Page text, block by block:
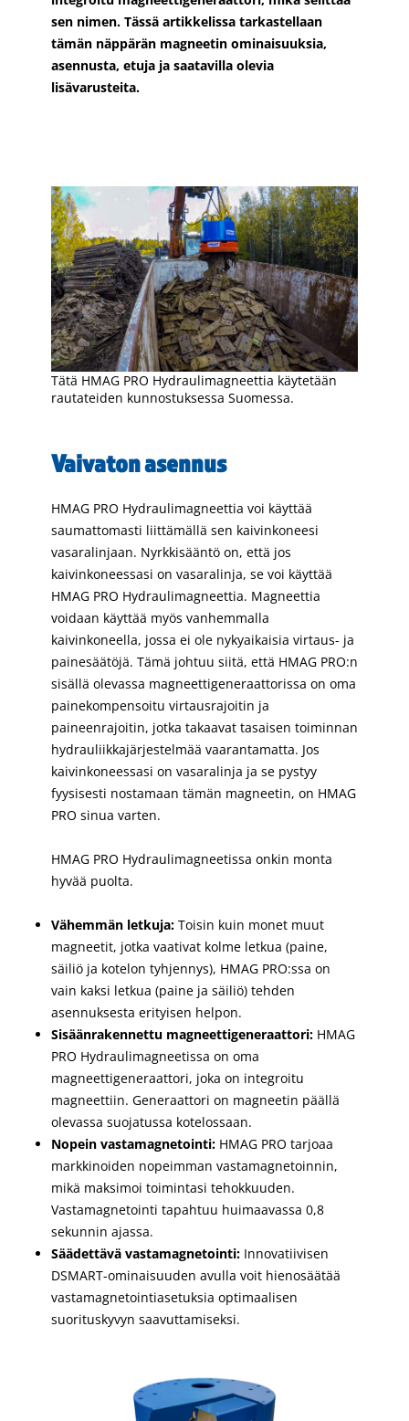
sen nimen. Tässä artikkelissa tarkastellaan
tämän näppärän magneetin ominaisuuksia,
asennusta, etuja ja saatavilla olevia
lisävarusteita.
Tätä HMAG PRO Hydraulimagneettia käytetään
rautateiden kunnostuksessa Suomessa.
Vaivaton asennus
HMAG PRO Hydraulimagneettia voi käyttää
saumattomasti liittämällä sen kaivinkoneesi
vasaralinjaan. Nyrkkisääntö on, että jos
kaivinkoneessasi on vasaralinja, se voi käyttää
HMAG PRO Hydraulimagneettia. Magneettia
voidaan käyttää myös vanhemmalla
kaivinkoneella, jossa ei ole nykyaikaisia virtaus- ja
painesäätöjä. Tämä johtuu siitä, että HMAG PRO:n
sisällä olevassa magneettigeneraattorissa on oma
painekompensoitu virtausrajoitin ja
paineenrajoitin, jotka takaavat tasaisen toiminnan
hydrauliikkajärjestelmää vaarantamatta. Jos
kaivinkoneessasi on vasaralinja ja se pystyy
fyysisesti nostamaan tämän magneetin, on HMAG
PRO sinua varten.
HMAG PRO Hydraulimagneetissa onkin monta
hyvää puolta.
Vähemmän letkuja: Toisin kuin monet muut
magneetit, jotka vaativat kolme letkua (paine,
säiliö ja kotelon tyhjennys), HMAG PRO:ssa on
vain kaksi letkua (paine ja säiliö) tehden
asennuksesta erityisen helpon.
Sisäänrakennettu magneettigeneraattori: HMAG
PRO Hydraulimagneetissa on oma
magneettigeneraattori, joka on integroitu
magneettiin. Generaattori on magneetin päällä
olevassa suojatussa kotelossaan.
Nopein vastamagnetointi: HMAG PRO tarjoaa
markkinoiden nopeimman vastamagnetoinnin,
mikä maksimoi toimintasi tehokkuuden.
Vastamagnetointi tapahtuu huimaavassa 0,8
sekunnin ajassa.
Säädettävä vastamagnetointi: Innovatiivisen
DSMART-ominaisuuden avulla voit hienosäätää
vastamagnetointiasetuksia optimaalisen
suorituskyvyn saavuttamiseksi.